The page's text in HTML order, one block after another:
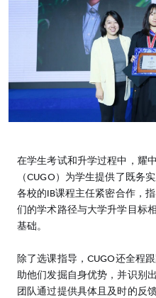
在学生考试和升学过程中，耀
（CUGO）为学生提供了既务
各校的IB课程主任紧密合作，
们的学术路径与大学升学目标
基础。
除了选课指导，CUGO还全程
助他们发掘自身优势，并识别
团队通过提供具体且及时的反